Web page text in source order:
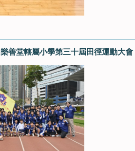
樂善堂轄屬小學第三十屆田徑運動大會